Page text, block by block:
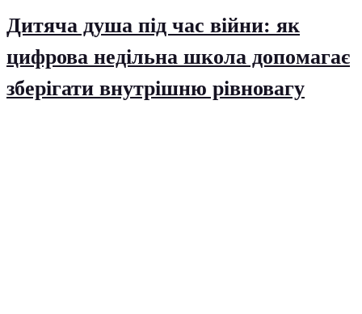
Дитяча душа під час війни: як
цифрова недільна школа допомагає
зберігати внутрішню рівновагу